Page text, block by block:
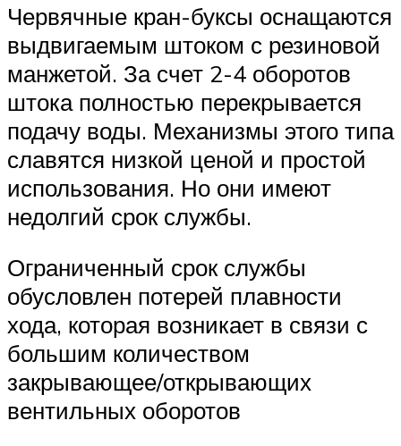
Червячные кран-буксы оснащаются
выдвигаемым штоком с резиновой
манжетой. За счет 2-4 оборотов
штока полностью перекрывается
подачу воды. Механизмы этого типа
славятся низкой ценой и простой
использования. Но они имеют
недолгий срок службы.
Ограниченный срок службы
обусловлен потерей плавности
хода, которая возникает в связи с
большим количеством
закрывающее/открывающих
вентильных оборотов